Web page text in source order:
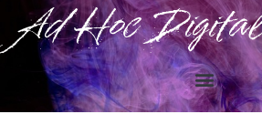
Ad Hoc Digital